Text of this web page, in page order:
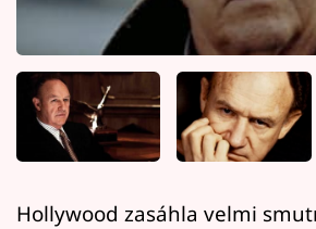
Filmový festival Karlovy
Pořady
Mámy sobě
Hollywood zasáhla velmi